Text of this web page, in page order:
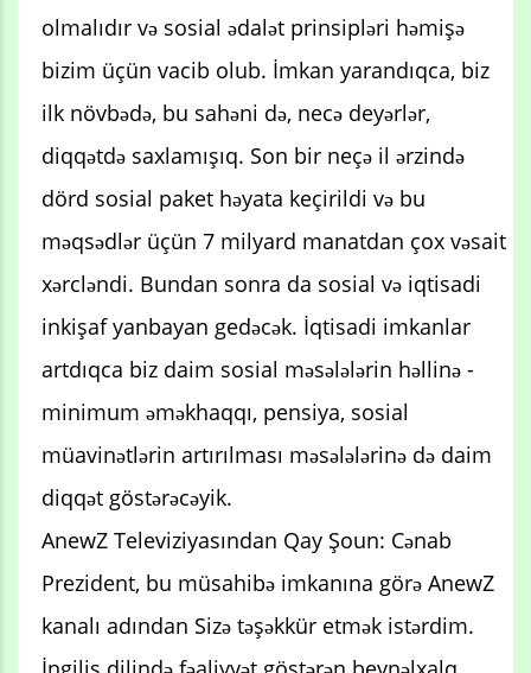
olmalıdır və sosial ədalət prinsipləri həmişə
bizim üçün vacib olub. İmkan yarandıqca, biz
ilk növbədə, bu sahəni də, necə deyərlər,
diqqətdə saxlamışıq. Son bir neçə il ərzində
dörd sosial paket həyata keçirildi və bu
məqsədlər üçün 7 milyard manatdan çox vəsait
xərcləndi. Bundan sonra da sosial və iqtisadi
inkişaf yanbayan gedəcək. İqtisadi imkanlar
artdıqca biz daim sosial məsələlərin həllinə -
minimum əməkhaqqı, pensiya, sosial
müavinətlərin artırılması məsələlərinə də daim
diqqət göstərəcəyik.
AnewZ Televiziyasından Qay Şoun: Cənab
Prezident, bu müsahibə imkanına görə AnewZ
kanalı adından Sizə təşəkkür etmək istərdim.